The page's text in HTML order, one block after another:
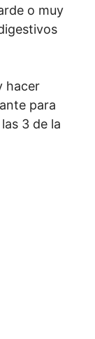
o muy
hacer
para
3 de la